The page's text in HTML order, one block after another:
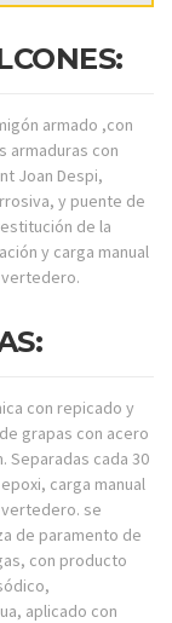
armado ,con
armaduras con
Joan Despi,
y puente de
de la
y carga manual
con repicado y
grapas con acero
Separadas cada 30
carga manual
se
de paramento de
con producto
aplicado con